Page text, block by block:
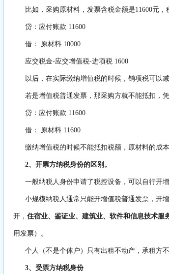
比如，采购原材料，发票含税金额是11600元
贷：应付账款 11600
借： 原材料 10000
应交税金-应交增值税-进项税 1600
以后，在实际缴纳增值税的时候，销项税可以减
若是增值税普通发票，那采购方就不能抵扣，凭
贷：应付账款 11600
借： 原材料 11600
缴纳增值税的时候不能抵扣税额，原材料的成本
2、开票方纳税身份的区别。
一般纳税人身份申请了税控设备，可以自行开增
小规模纳税人通常只能开增值税普通发票，开
开， 住宿业、鉴证业、建筑业、软件和信息技术服
用发票）。
个人（不是个体户）只有出租不动产，承租方
3、受票方纳税身份